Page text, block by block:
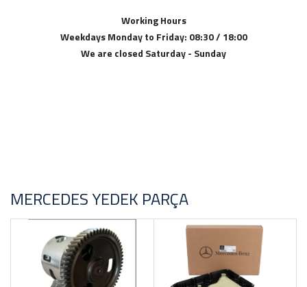
Ssangyong Yedek Parça
Subaru Yedek Parça
Sadece StoktakilerWorking Hours
Weekdays Monday to Friday: 08:30 / 18:00
We are closed Saturday - Sunday
MERCEDES YEDEK PARÇA